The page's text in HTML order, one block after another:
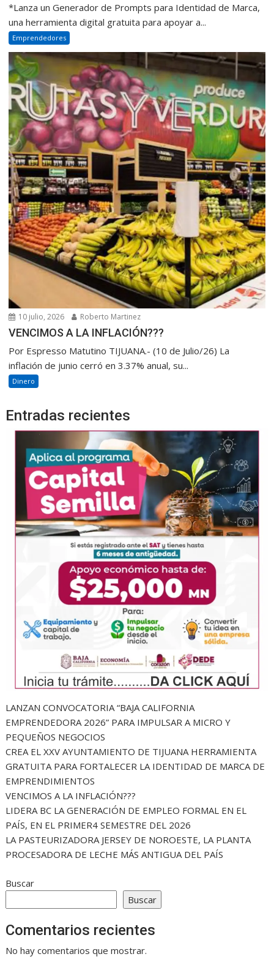
*Lanza un Generador de Prompts para Identidad de Marca,
una herramienta digital gratuita para apoyar a...
Emprendedores
10 julio, 2026 Roberto Martinez
VENCIMOS A LA INFLACIÓN???
Por Espresso Matutino TIJUANA.- (10 de Julio/26) La
inflación de junio cerró en 3.37% anual, su...
Dinero
Entradas recientes
LANZAN CONVOCATORIA “BAJA CALIFORNIA
EMPRENDEDORA 2026” PARA IMPULSAR A MICRO Y
PEQUEÑOS NEGOCIOS
CREA EL XXV AYUNTAMIENTO DE TIJUANA HERRAMIENTA
GRATUITA PARA FORTALECER LA IDENTIDAD DE MARCA DE
EMPRENDIMIENTOS
VENCIMOS A LA INFLACIÓN???
LIDERA BC LA GENERACIÓN DE EMPLEO FORMAL EN EL
PAÍS, EN EL PRIMER4 SEMESTRE DEL 2026
LA PASTEURIZADORA JERSEY DE NOROESTE, LA PLANTA
PROCESADORA DE LECHE MÁS ANTIGUA DEL PAÍS
Buscar
Buscar
Comentarios recientes
No hay comentarios que mostrar.